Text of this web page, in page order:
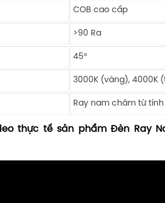
COB cao cấp
>90 Ra
45°
3000K (vàng), 4000K
Ray nam châm từ tính
thực tế sản phẩm Đèn Ray